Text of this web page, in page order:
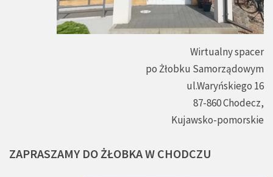
Wirtualny spacer
po Żłobku Samorządowym
ul.Waryńskiego 16
87-860 Chodecz,
Kujawsko-pomorskie
ZAPRASZAMY DO ŻŁOBKAW CHODCZU